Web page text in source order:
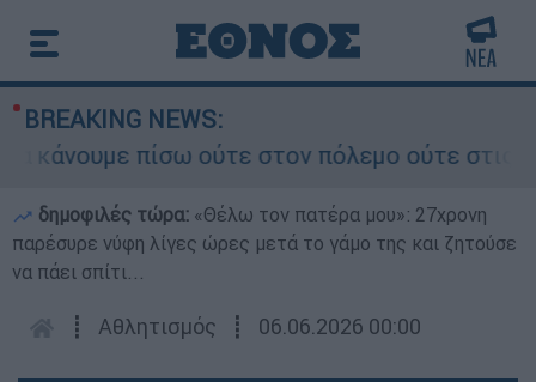
BREAKING NEWS:
πίσω ούτε στον πόλεμο ούτε στις
δημοφιλές τώρα: «Θέλω τον πατέρα μου»: 27χρονη
παρέσυρε νύφη λίγες ώρες μετά το γάμο της και ζητούσε
να πάει σπίτι...
┋ Αθλητισμός ┋ 06.06.2026 00:00